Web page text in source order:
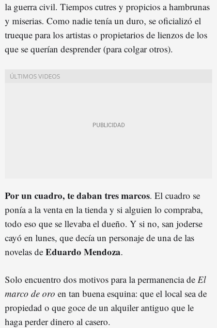
la guerra civil. Tiempos cutres y propicios a hambrunas
y miserias. Como nadie tenía un duro, se oficializó el
trueque para los artistas o propietarios de lienzos de los
que se querían desprender (para colgar otros).
Por un cuadro, te daban tres marcos. El cuadro se
ponía a la venta en la tienda y si alguien lo compraba,
todo eso que se llevaba el dueño. Y si no, san joderse
cayó en lunes, que decía un personaje de una de las
novelas de Eduardo Mendoza.
Solo encuentro dos motivos para la permanencia de El
marco de oro en tan buena esquina: que el local sea de
propiedad o que goce de un alquiler antiguo que le
haga perder dinero al casero.